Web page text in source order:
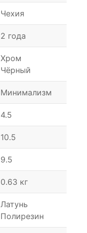
Чехия
2 года
Хром
Чёрный
Минимализм
4.5
10.5
9.5
0.63 кг
Латунь
Полирезин